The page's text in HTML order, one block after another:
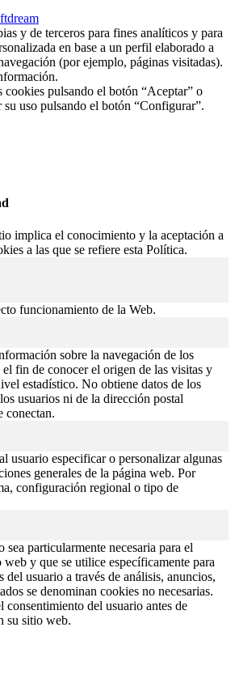
y de terceros para fines analíticos y para
en base a un perfil elaborado a
(por ejemplo, páginas visitadas).
cookies pulsando el botón “Aceptar” o
uso pulsando el botón “Configurar”.
implica el conocimiento y la aceptación a
a las que se refiere esta Política.
funcionamiento de la Web.
sobre la navegación de los
fin de conocer el origen de las visitas y
estadístico. No obtiene datos de los
usuarios ni de la dirección postal
conectan.
usuario especificar o personalizar algunas
generales de la página web. Por
configuración regional o tipo de
particularmente necesaria para el
y que se utilice específicamente para
del usuario a través de análisis, anuncios,
se denominan cookies no necesarias.
consentimiento del usuario antes de
su sitio web.